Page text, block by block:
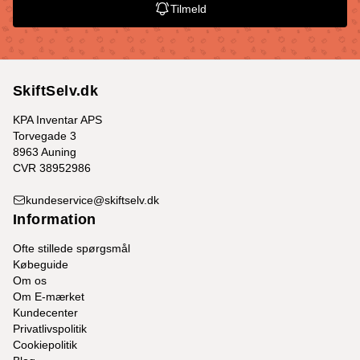
Tilmeld
SkiftSelv.dk
KPA Inventar APS
Torvegade 3
8963 Auning
CVR 38952986
kundeservice@skiftselv.dk
Information
Ofte stillede spørgsmål
Købeguide
Om os
Om E-mærket
Kundecenter
Privatlivspolitik
Cookiepolitik